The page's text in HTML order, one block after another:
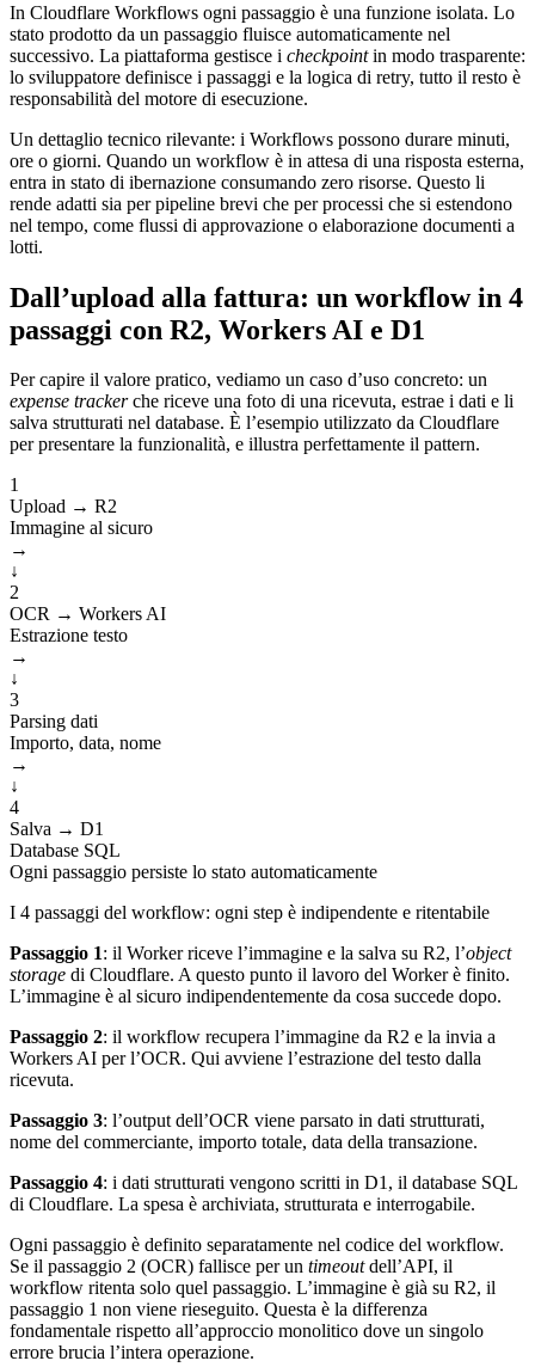
In Cloudflare Workflows ogni passaggio è una funzione isolata. Lo
stato prodotto da un passaggio fluisce automaticamente nel
successivo. La piattaforma gestisce i checkpointin modo trasparente:
lo sviluppatore definisce i passaggi e la logica di retry, tutto il resto è
responsabilità del motore di esecuzione.
Un dettaglio tecnico rilevante: i Workflows possono durare minuti,
ore o giorni. Quando un workflow è in attesa di una risposta esterna,
entra in stato di ibernazione consumando zero risorse. Questo li
rende adatti sia per pipeline brevi che per processi che si estendono
nel tempo, come flussi di approvazione o elaborazione documenti a
lotti.
Dall’upload alla fattura: un workflow in 4
passaggi con R2, Workers AI e D1
Per capire il valore pratico, vediamo un caso d’uso concreto: un
expense trackerche riceve una foto di una ricevuta, estrae i dati e li
salva strutturati nel database. È l’esempio utilizzato da Cloudflare
per presentare la funzionalità, e illustra perfettamente il pattern.
1
Upload → R2
Immagine al sicuro
→
↓
2
OCR → Workers AI
Estrazione testo
→
↓
3
Parsing dati
Importo, data, nome
→
↓
4
Salva → D1
Database SQL
Ogni passaggio persiste lo stato automaticamente
I 4 passaggi del workflow: ogni step è indipendente e ritentabile
Passaggio 1: il Worker riceve l’immagine e la salva su R2, l’object
storage di Cloudflare. A questo punto il lavoro del Worker è finito.
L’immagine è al sicuro indipendentemente da cosa succede dopo.
Passaggio 2: il workflow recupera l’immagine da R2 e la invia a
Workers AI per l’OCR. Qui avviene l’estrazione del testo dalla
ricevuta.
Passaggio 3: l’output dell’OCR viene parsato in dati strutturati,
nome del commerciante, importo totale, data della transazione.
Passaggio 4: i dati strutturati vengono scritti in D1, il database SQL
di Cloudflare. La spesa è archiviata, strutturata e interrogabile.
Ogni passaggio è definito separatamente nel codice del workflow.
Se il passaggio 2 (OCR) fallisce per un timeoutdell’API, il
workflow ritenta solo quel passaggio. L’immagine è già su R2, il
passaggio 1 non viene rieseguito. Questa è la differenza
fondamentale rispetto all’approccio monolitico dove un singolo
errore brucia l’intera operazione.